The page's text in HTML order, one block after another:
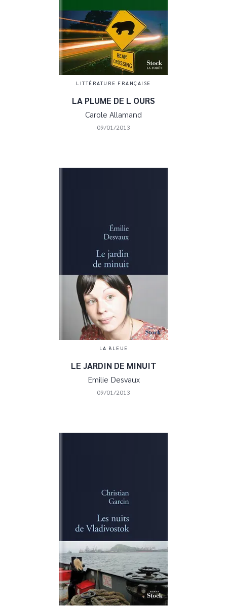
LITTÉRATURE FRANÇAISE
LA PLUME DE L OURS
Carole Allamand
09/01/2013
LA BLEUE
LE JARDIN DE MINUIT
Emilie Desvaux
09/01/2013